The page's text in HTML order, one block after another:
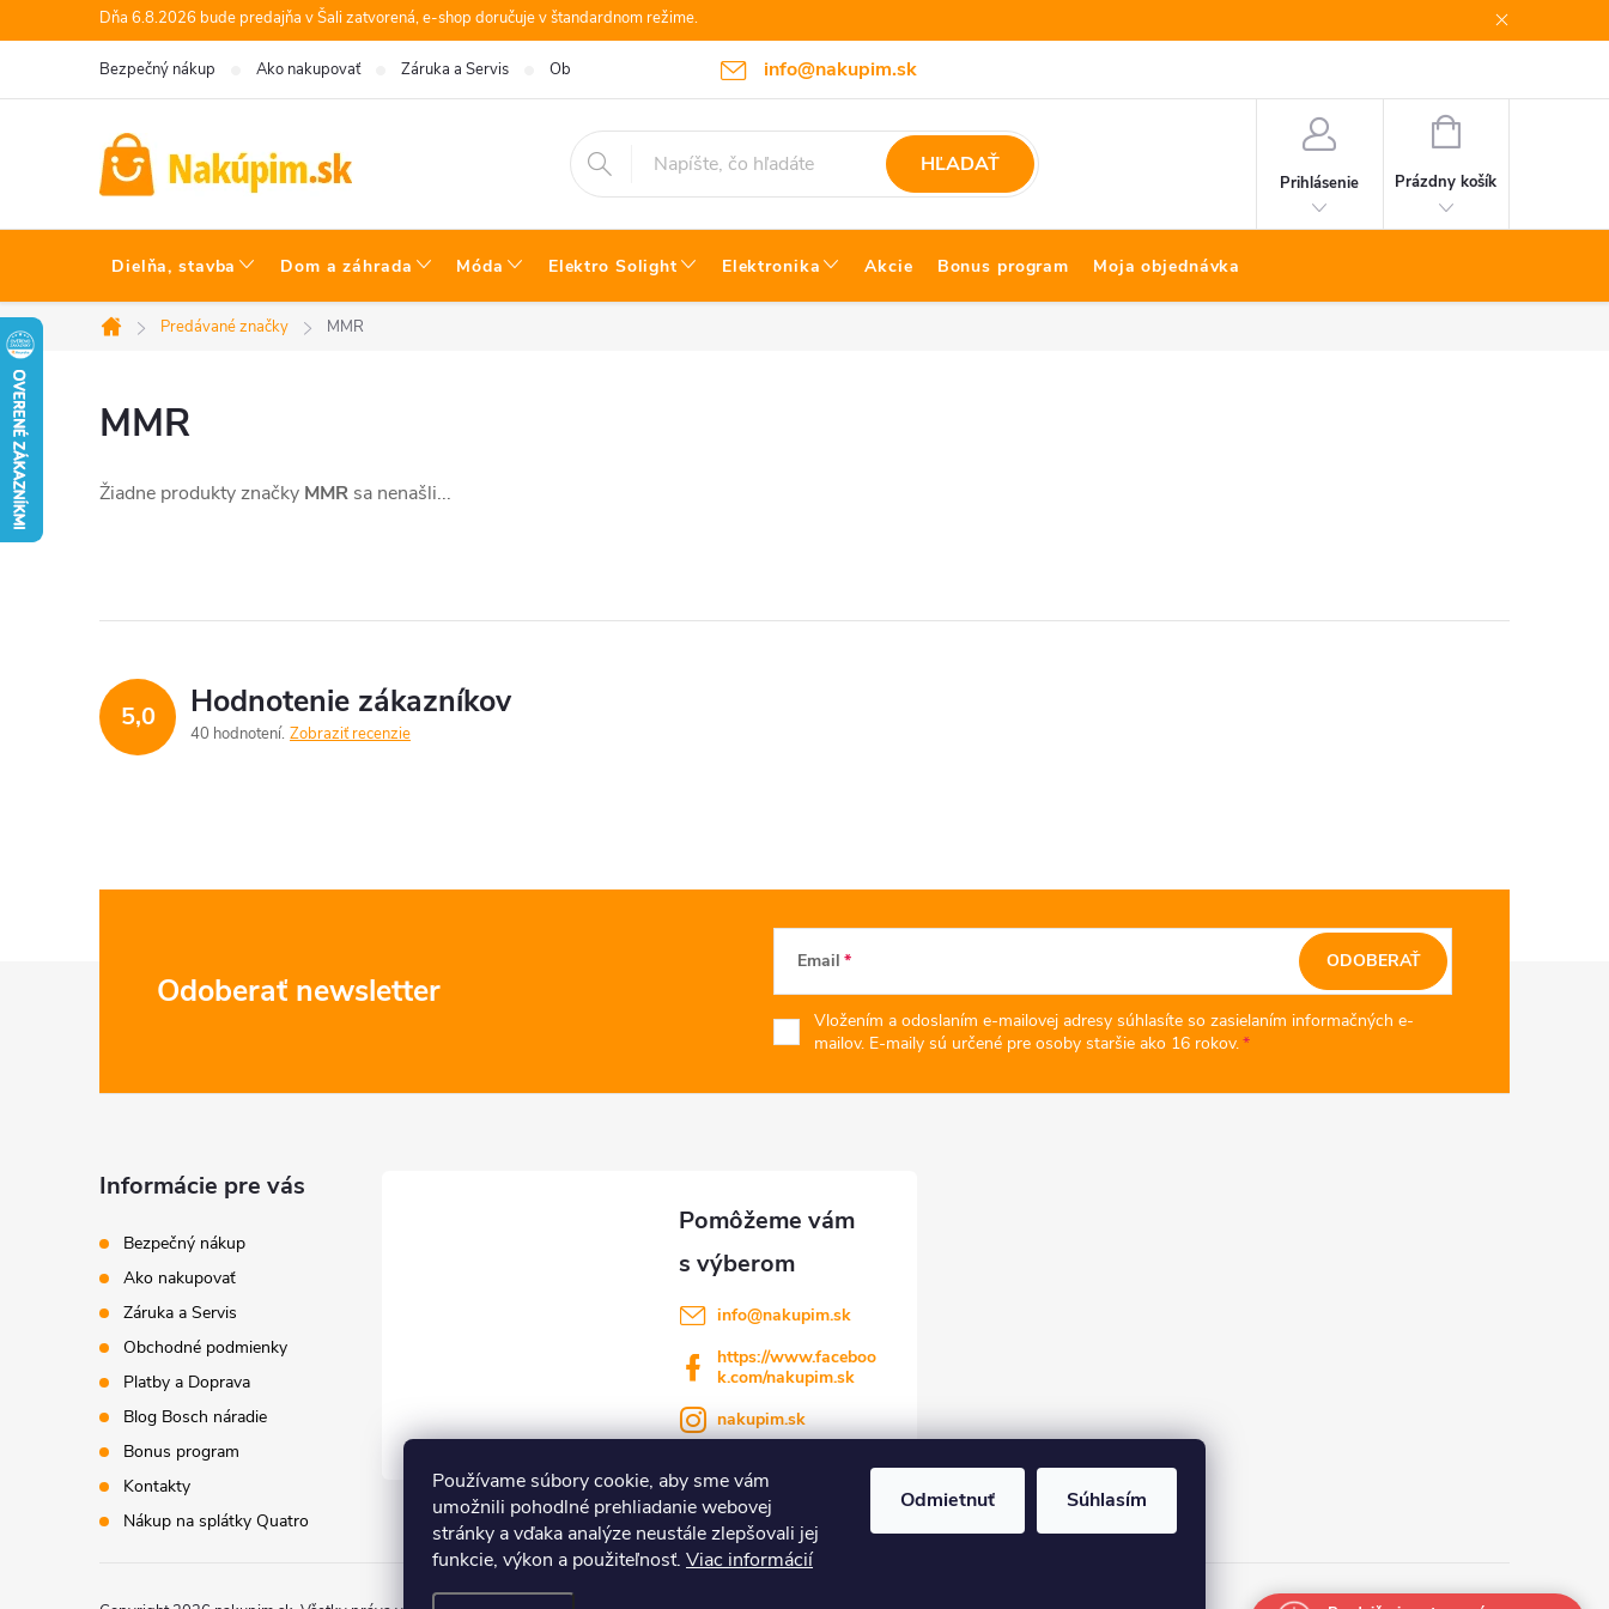
Používame súbory cookie, aby sme vám
umožnili pohodlné prehliadanie webovej
stránky a vďaka analýze neustále zlepšovali jej
funkcie, výkon a použiteľnosť. Viac informácií
Odmietnuť Súhlasím
na
Dňa 6.8.2026 bude predajňa v Šali zatvorená, e-shop doručuje v štandardnom režime.
info@nakupim.sk
Bezpečný nákup Ako nakupovať Záruka a Servis Obchodné podmienky Platby a Doprava Blog Bosch náradie
HĽADAŤ
Prihlásenie
NÁKUPNÝ
Prázdny košík
Dielňa, stavba Dom a záhrada Móda Elektro Solight Elektronika Akcie Bonus program Moja objednávka
Domov
Predávané značky MMR
MMR
Žiadne produkty značky MMR sa nenašli...
5,0 Hodnotenie zákazníkov
40 hodnotení Zobraziť recenzie
Odoberať newsletter
Email
Vložením a odoslaním e-mailovej adresy súhlasíte so zasielaním informačných e-
mailov. E-maily sú určené pre osoby staršie ako 16 rokov.
ODOBERAŤ
Informácie pre vás
Bezpečný nákup
Ako nakupovať
Záruka a Servis
Obchodné podmienky
Platby a Doprava
Blog Bosch náradie
Bonus program
Kontakty
Nákup na splátky Quatro
info@nakupim.sk
https://www.faceboo
k.com/nakupim.sk
nakupim.sk